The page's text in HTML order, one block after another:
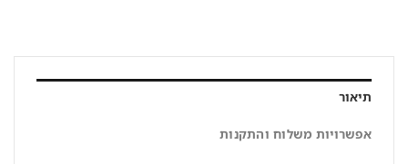
תיאור
אפשרויות משלוח והתקנות